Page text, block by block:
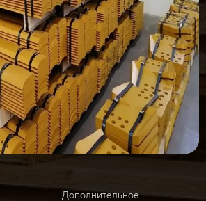
Дополнительное